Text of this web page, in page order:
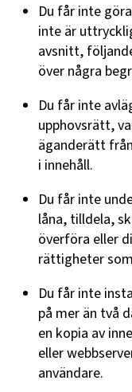
Du får inte
inte är
avsnitt,
över några
Du får inte
upphovsrätt,
äganderätt
i innehåll.
Du får inte
låna, tilldela,
överföra eller
rättigheter
Du får inte
på mer än två
en kopia av
eller
användare.